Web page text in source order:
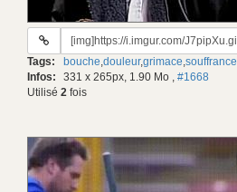
URL
gif:
Tags: bouche,douleur,grimace,souffrance
Infos: 331 x 265px, 1.90 Mo , #1668
Utilisé 2 fois